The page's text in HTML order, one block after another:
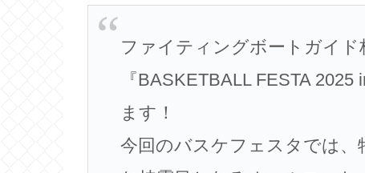
ファイティングボートガイド
『BASKETBALL FESTA
ます！
今回のバスケフェスタでは、